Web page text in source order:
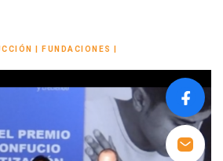
FUNDACIONES